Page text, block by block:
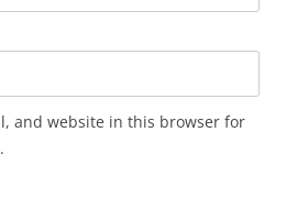
and website in this browser for